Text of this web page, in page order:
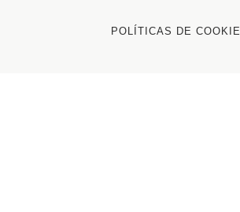
POLÍTICAS DE COOKIE